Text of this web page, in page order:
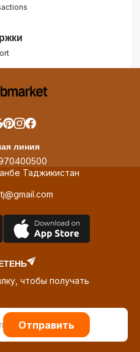
линия
Таджикистан
чтобы получать
Отправить